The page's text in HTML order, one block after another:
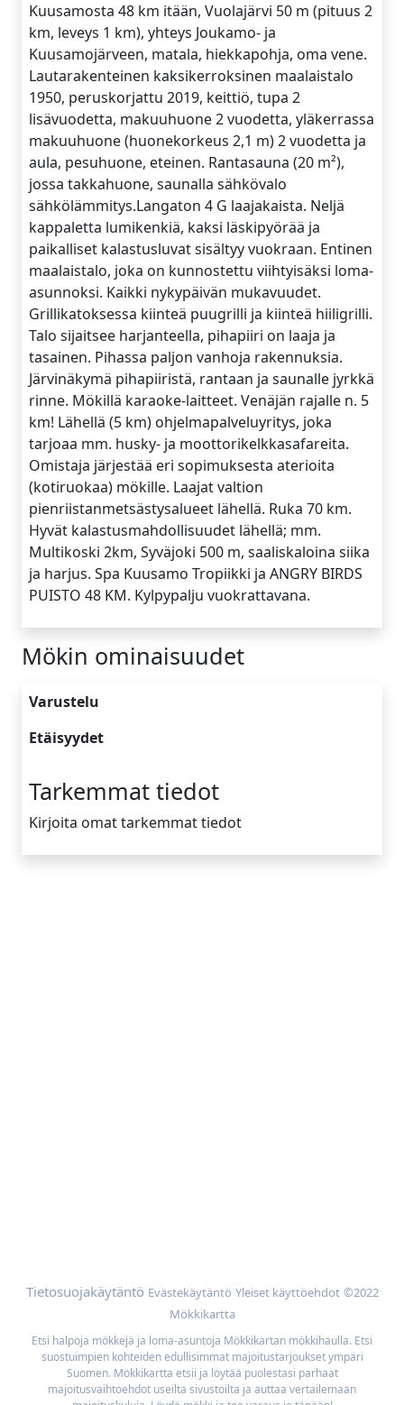
Kuusamosta 48 km itään, Vuolajärvi 50 m (pituus 2
km, leveys 1 km), yhteys Joukamo- ja
Kuusamojärveen, matala, hiekkapohja, oma vene.
Lautarakenteinen kaksikerroksinen maalaistalo
1950, peruskorjattu 2019, keittiö, tupa 2
lisävuodetta, makuuhuone 2 vuodetta, yläkerrassa
makuuhuone (huonekorkeus 2,1 m) 2 vuodetta ja
aula, pesuhuone, eteinen. Rantasauna (20 m²),
jossa takkahuone, saunalla sähkövalo
sähkölämmitys.Langaton 4 G laajakaista. Neljä
kappaletta lumikenkiä, kaksi läskipyörää ja
paikalliset kalastusluvat sisältyy vuokraan. Entinen
maalaistalo, joka on kunnostettu viihtyisäksi loma-
asunnoksi. Kaikki nykypäivän mukavuudet.
Grillikatoksessa kiinteä puugrilli ja kiinteä hiiligrilli.
Talo sijaitsee harjanteella, pihapiiri on laaja ja
tasainen. Pihassa paljon vanhoja rakennuksia.
Järvinäkymä pihapiiristä, rantaan ja saunalle jyrkkä
rinne. Mökillä karaoke-laitteet. Venäjän rajalle n. 5
km! Lähellä (5 km) ohjelmapalveluyritys, joka
tarjoaa mm. husky- ja moottorikelkkasafareita.
Omistaja järjestää eri sopimuksesta aterioita
(kotiruokaa) mökille. Laajat valtion
pienriistanmetsästysalueet lähellä. Ruka 70 km.
Hyvät kalastusmahdollisuudet lähellä; mm.
Multikoski 2km, Syväjoki 500 m, saaliskaloina siika
ja harjus. Spa Kuusamo Tropiikki ja ANGRY BIRDS
PUISTO 48 KM. Kylpypalju vuokrattavana.
Mökin ominaisuudet
Varustelu
Etäisyydet
Tarkemmat tiedot
Kirjoita omat tarkemmat tiedot
Tietosuojakäytäntö Evästekäytäntö Yleiset käyttöehdot ©2022
Mökkikartta
Etsi halpoja mökkejä ja loma-asuntoja Mökkikartan mökkihaulla. Etsi
suostuimpien kohteiden edullisimmat majoitustarjoukset ympäri
Suomen. Mökkikartta etsii ja löytää puolestasi parhaat
majoitusvaihtoehdot useilta sivustoilta ja auttaa vertailemaan